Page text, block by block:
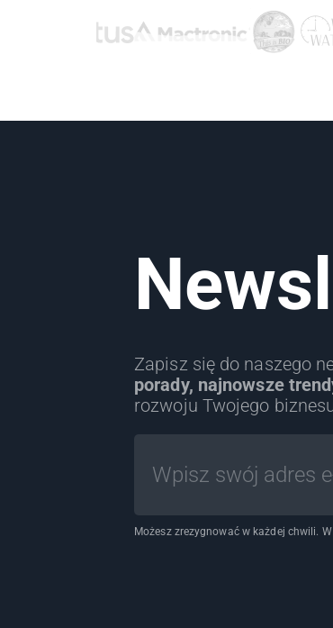
Zapisz się do naszego
porady, najnowsze
rozwoju Twojego
Możesz zrezygnować w każdej chwili.